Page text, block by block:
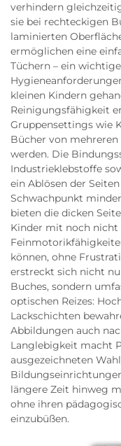
verhindern
sie bei rechteckigen
laminierten
ermöglichen eine
Tüchern – ein
kleinen Kindern
Reinigungsfähigkeit
Gruppensettings wie
Bücher von
werden. Die
Industrieklebstoffe
ein Ablösen der
Schwachpunkt
bieten die dicken
Kinder mit noch
können, ohne
erstreckt sich nicht
Buches, sondern
optischen Reizes:
Lackschichten
Abbildungen auch
Langlebigkeit macht
ausgezeichneten
längere Zeit hinweg
ohne ihren
einzubüßen.